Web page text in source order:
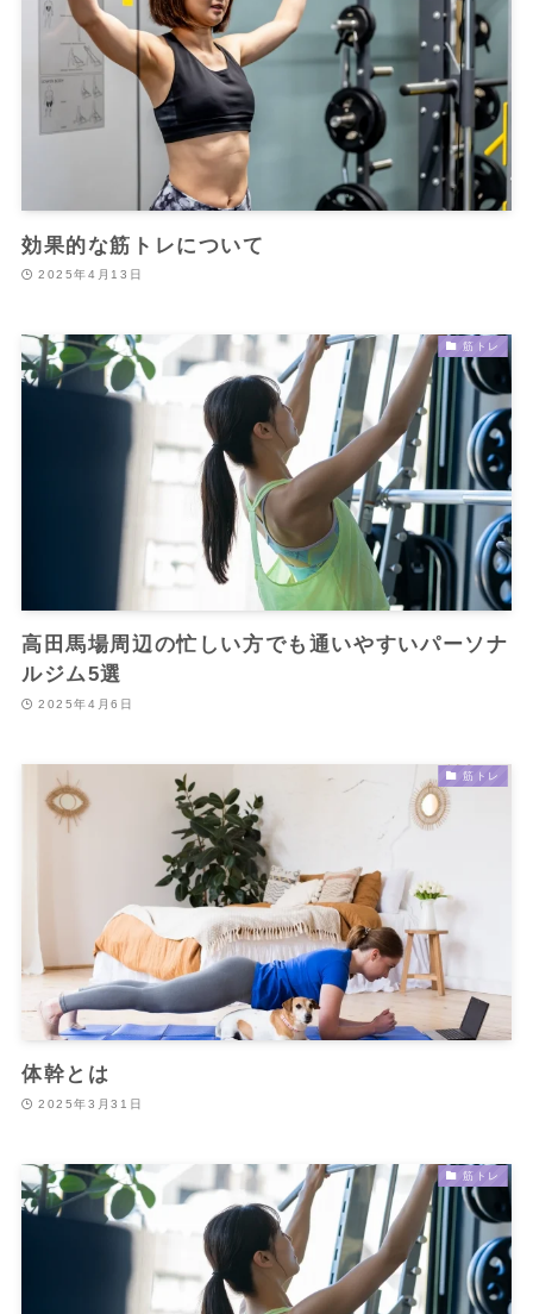
効果的な筋トレについて
2025年4月13日
筋トレ
高田馬場周辺の忙しい方でも通いやすいパーソナ
ルジム5選
2025年4月6日
筋トレ
体幹とは
2025年3月31日
筋トレ